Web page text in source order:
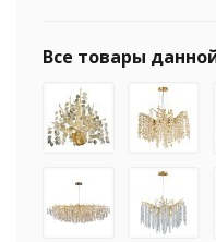
Все товары